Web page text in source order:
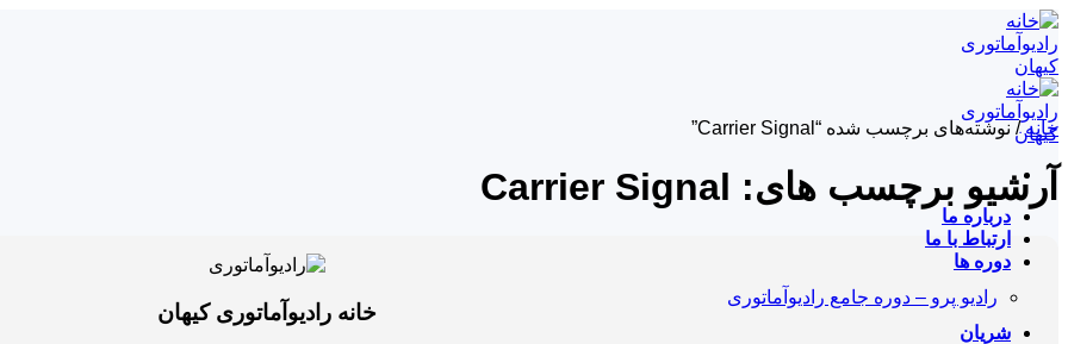
Skip
to
content
درباره ما
ارتباط با ما
دوره ها
رادیو پرو – دوره جامع رادیوآماتوری
شریان
خانه / نوشته‌های برچسب شده “Carrier Signal”
آرشیو برچسب های: Carrier Signal
خانه رادیوآماتوری کیهان